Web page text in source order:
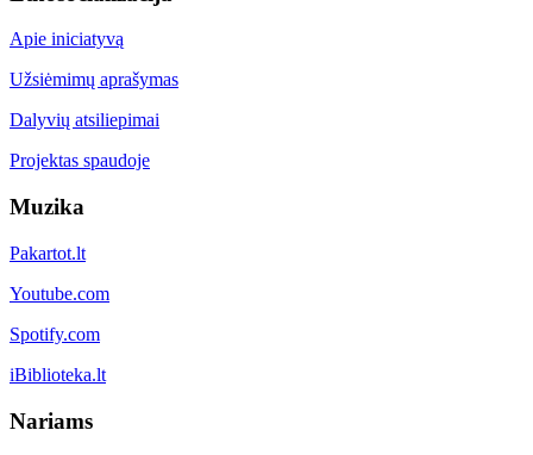
Apie iniciatyvą
Užsiėmimų aprašymas
Dalyvių atsiliepimai
Projektas spaudoje
Muzika
Pakartot.lt
Youtube.com
Spotify.com
iBiblioteka.lt
Nariams